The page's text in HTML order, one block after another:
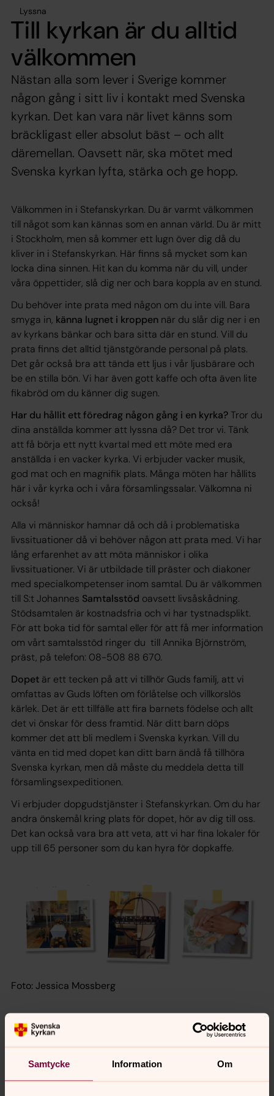
Samtycke Information Om
Lyssna
Till kyrkan är du alltid
välkommen
Nästan alla som lever i Sverige kommer
någon gång i sitt liv i kontakt med Svenska
kyrkan. Det kan vara när livet känns som
bräckligast eller absolut bäst – och allt
däremellan. Oavsett när, ska mötet med
Svenska kyrkan lyfta, stärka och ge hopp.
Välkommen in i Stefanskyrkan. Du är varmt välkommen
till något som kan kännas som en annan värld. Du är mitt
i Stockholm, men så kommer ett lugn över dig då du
kliver in i Stefanskyrkan. Här finns så mycket som kan
locka dina sinnen. Hit kan du komma när du vill, under
våra öppettider, slå dig ner och bara koppla av en stund.
Du behöver inte prata med någon om du inte vill. Bara
smyga in, känna lugnet i kroppen när du slår dig ner i en
av kyrkans bänkar och bara sitta där en stund. Vill du
prata finns det alltid tjänstgörande personal på plats.
Det går också bra att tända ett ljus i vår ljusbärare och
be en stilla bön. Vi har även gott kaffe och ofta även lite
fikabröd om du känner dig sugen.
Har du hållit ett föredrag någon gång i en kyrka?Tror du
dina anställda kommer att lyssna då? Det tror vi. Tänk
att få börja ett nytt kvartal med ett möte med era
anställda i en vacker kyrka. Vi erbjuder vacker musik,
god mat och en magnifik plats. Många möten har hållits
här i vår kyrka och i våra församlingssalar. Välkomna ni
också!
Alla vi människor hamnar då och då i problematiska
livssituationer då vi behöver någon att prata med. Vi har
lång erfarenhet av att möta människor i olika
livssituationer. Vi är utbildade till präster och diakoner
med specialkompetenser inom samtal. Du är välkommen
till S:t Johannes Samtalsstöd oavsett livsåskådning.
Stödsamtalen är kostnadsfria och vi har tystnadsplikt.
För att boka tid för samtal eller för att få mer information
om vårt samtalsstöd ringer du till Annika Björnström,
präst, på telefon: 08-508 88 670.
Dopet är ett tecken på att vi tillhör Guds familj, att vi
omfattas av Guds löften om förlåtelse och villkorslös
kärlek. Det är ett tillfälle att fira barnets födelse och allt
det vi önskar för dess framtid. När ditt barn döps
kommer det att bli medlem i Svenska kyrkan. Vill du
vänta en tid med dopet kan ditt barn ändå få tillhöra
Svenska kyrkan, men då måste du meddela detta till
församlingsexpeditionen.
Vi erbjuder dopgudstjänster i Stefanskyrkan. Om du har
andra önskemål kring plats för dopet, hör av dig till oss.
Det kan också vara bra att veta, att vi har fina lokaler för
upp till 65 personer som du kan hyra för dopkaffe.
Foto: Jessica Mossberg
Ett bröllop är en speciell högtid i livet, en fest som ofta
planeras lång tid i förväg. Bröllopet blir ofta ett minne för
livet, inte bara för dem som gifter sig, utan också för
släkt och vänner. Vigseln i sig måste inte alls vara stor
och påkostad. Den är gratis för kyrkans medlemmar och